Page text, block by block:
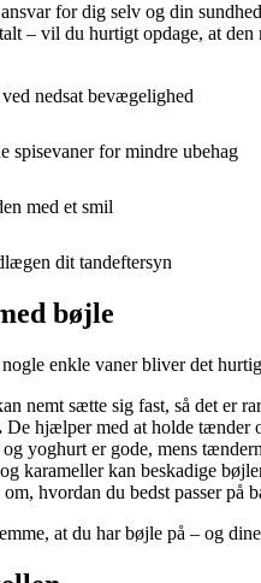
for dig selv og din
– vil du hurtigt opdage, at den
nedsat bevægelighed
spisevaner for mindre ubehag
med et smil
dit tandeftersyn
bøjle
enkle vaner bliver det
nemt sætte sig fast, så det er
De hjælper med at holde tænder
og yoghurt er gode, mens
karameller kan beskadige
hvordan du bedst passer på
at du har bøjle på – og